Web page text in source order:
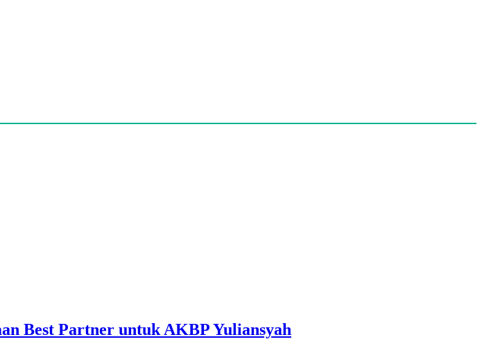
Best Partner untuk AKBP Yuliansyah